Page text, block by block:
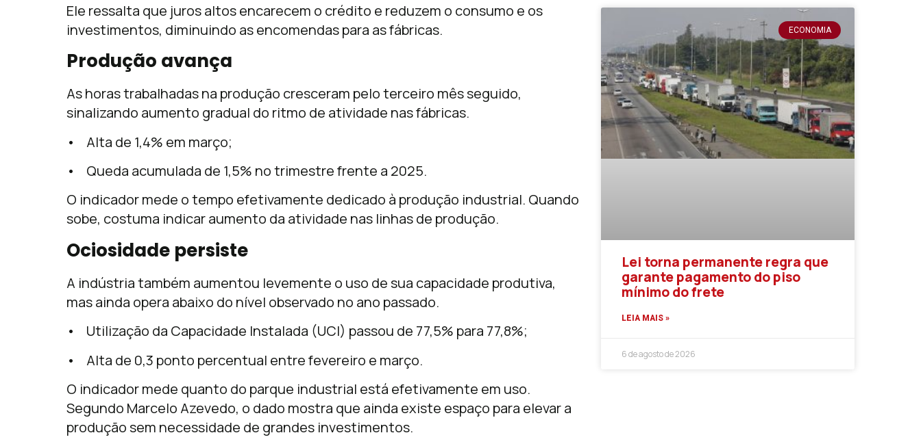
Ele ressalta que juros altos encarecem o crédito e reduzem o consumo e os
investimentos, diminuindo as encomendas para as fábricas.
Produção avança
As horas trabalhadas na produção cresceram pelo terceiro mês seguido,
sinalizando aumento gradual do ritmo de atividade nas fábricas.
• Alta de 1,4% em março;
• Queda acumulada de 1,5% no trimestre frente a 2025.
O indicador mede o tempo efetivamente dedicado à produção industrial. Quando
sobe, costuma indicar aumento da atividade nas linhas de produção.
Ociosidade persiste
A indústria também aumentou levemente o uso de sua capacidade produtiva,
mas ainda opera abaixo do nível observado no ano passado.
• Utilização da Capacidade Instalada (UCI) passou de 77,5% para 77,8%;
• Alta de 0,3 ponto percentual entre fevereiro e março.
O indicador mede quanto do parque industrial está efetivamente em uso.
Segundo Marcelo Azevedo, o dado mostra que ainda existe espaço para elevar a
produção sem necessidade de grandes investimentos.
ECONOMIA
Lei torna permanente regra que
garante pagamento do piso
mínimo do frete
LEIA MAIS »
6 de agosto de 2026